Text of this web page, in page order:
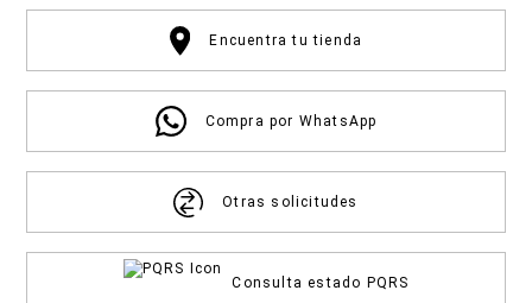
Encuentra tu tienda
Compra por WhatsApp
Otras solicitudes
Consulta estado PQRS